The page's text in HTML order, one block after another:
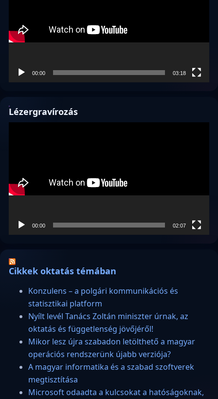
00:00 03:18
Lézergravírozás
00:00 02:07
Cikkek oktatás témában
Konzulens – a polgári kommunikációs és
statisztikai platform
Nyílt levél Tanács Zoltán miniszter úrnak, az
oktatás és függetlenség jövőjéről!
Mikor lesz újra szabadon letölthető a magyar
operációs rendszerünk újabb verziója?
A magyar informatika és a szabad szoftverek
megtisztítása
Microsoft odaadta a kulcsokat a hatóságoknak,